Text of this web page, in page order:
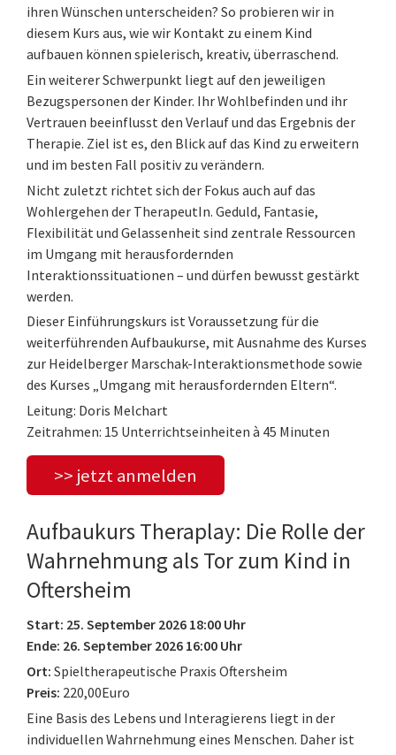
ihren Wünschen unterscheiden? So probieren wir in
diesem Kurs aus, wie wir Kontakt zu einem Kind
aufbauen können spielerisch, kreativ, überraschend.
Ein weiterer Schwerpunkt liegt auf den jeweiligen
Bezugspersonen der Kinder. Ihr Wohlbefinden und ihr
Vertrauen beeinflusst den Verlauf und das Ergebnis der
Therapie. Ziel ist es, den Blick auf das Kind zu erweitern
und im besten Fall positiv zu verändern.
Nicht zuletzt richtet sich der Fokus auch auf das
Wohlergehen der TherapeutIn. Geduld, Fantasie,
Flexibilität und Gelassenheit sind zentrale Ressourcen
im Umgang mit herausfordernden
Interaktionssituationen – und dürfen bewusst gestärkt
werden.
Dieser Einführungskurs ist Voraussetzung für die
weiterführenden Aufbaukurse, mit Ausnahme des Kurses
zur Heidelberger Marschak-Interaktionsmethode sowie
des Kurses „Umgang mit herausfordernden Eltern“.
Leitung: Doris Melchart
Zeitrahmen: 15 Unterrichtseinheiten à 45 Minuten
>> jetzt anmelden
Aufbaukurs Theraplay: Die Rolle der
Wahrnehmung als Tor zum Kind in
Oftersheim
Start: 25. September 2026 18:00 Uhr
Ende: 26. September 2026 16:00 Uhr
Ort: Spieltherapeutische Praxis Oftersheim
Preis: 220,00Euro
Eine Basis des Lebens und Interagierens liegt in der
individuellen Wahrnehmung eines Menschen. Daher ist